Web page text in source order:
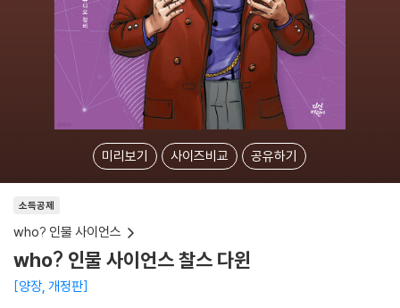
미리보기 사이즈비교 공유하기
소득공제
who? 인물 사이언스
who? 인물 사이언스 찰스 다윈
양장, 개정판